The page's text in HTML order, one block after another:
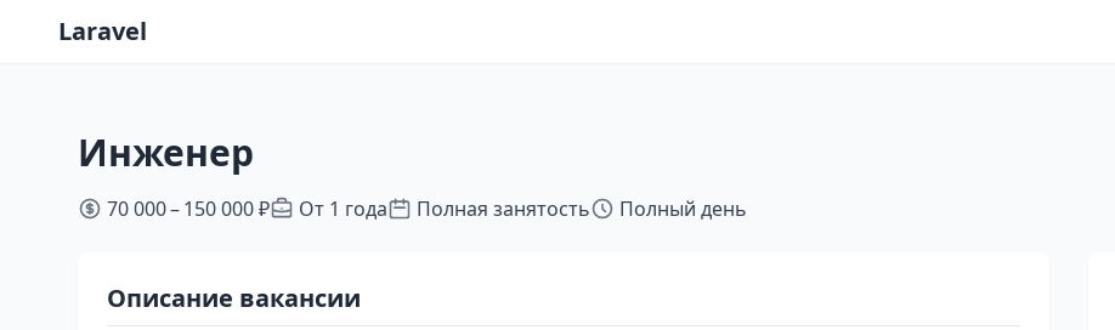
Laravel
Инженер
70 000 – 150 000 ₽ От 1 года Полная занятость Полный день
Описание вакансии